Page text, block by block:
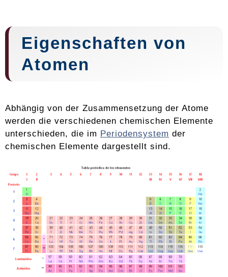
Eigenschaften von
Atomen
Abhängig von der Zusammensetzung der Atome
werden die verschiedenen chemischen Elemente
unterschieden, die im Periodensystem der
chemischen Elemente dargestellt sind.